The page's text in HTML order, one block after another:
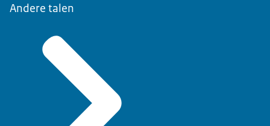
Andere talen